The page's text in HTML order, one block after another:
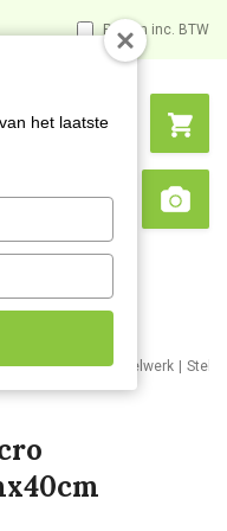
Prijzen inc. BTW
Search
en borstelwerk
het laatste